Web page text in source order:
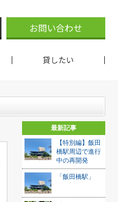
お問い合わせ
貸したい
最新記事
【特別編】飯田
橋駅周辺で進行
中の再開発
「飯田橋駅」